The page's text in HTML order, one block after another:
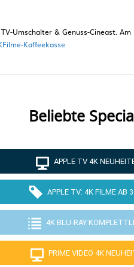
Umschalter & Genuss-Cineast.
Kaffeekasse
Beliebte
APPLE TV 4K
APPLE TV: 4K FILME AB
4K BLU-RAY
PRIME VIDEO 4K